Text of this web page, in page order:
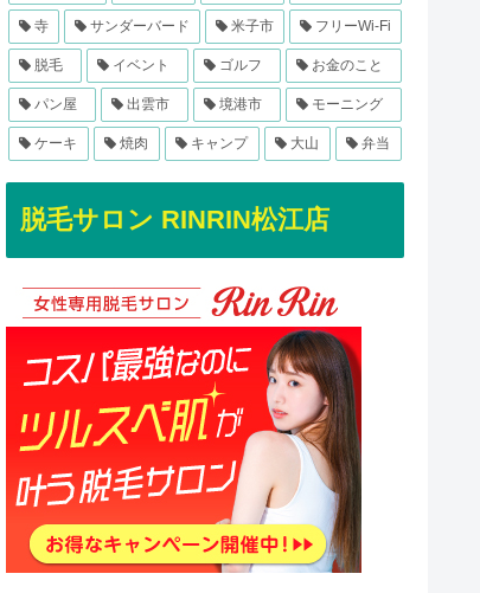
寺 サンダーバード 米子市 フリーWi-Fi
脱毛 イベント ゴルフ お金のこと
パン屋 出雲市 境港市 モーニング
ケーキ 焼肉 キャンプ 大山 弁当
脱毛サロン RINRIN松江店